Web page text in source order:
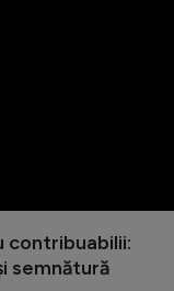
contribuabilii:
semnătură